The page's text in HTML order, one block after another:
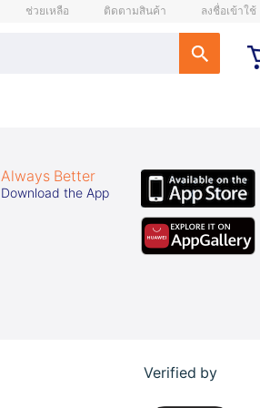
ช่วยเหลือ ติดตามสินค้า ลงชื่อเข้าใช้
Always Better
Download the App
Verified by